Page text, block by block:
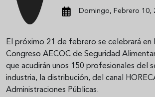
Domingo, Febrero 10,
El próximo 21 de febrero se celebrará en
Congreso AECOC de Seguridad
que acudirán unos 150 profesionales del
industria, la distribución, del canal
Administraciones Públicas.